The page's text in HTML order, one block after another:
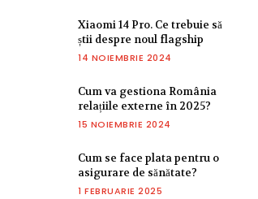
Xiaomi 14 Pro. Ce trebuie să
știi despre noul flagship
14 NOIEMBRIE 2024
Cum va gestiona România
relațiile externe în 2025?
15 NOIEMBRIE 2024
Cum se face plata pentru o
asigurare de sănătate?
1 FEBRUARIE 2025